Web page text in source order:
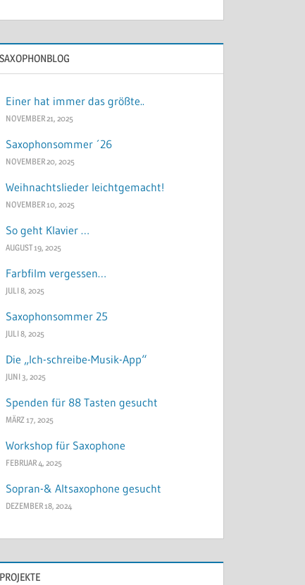
SAXOPHONBLOG
Einer hat immer das größte..
NOVEMBER 21, 2025
Saxophonsommer ´26
NOVEMBER 20, 2025
Weihnachtslieder leichtgemacht!
NOVEMBER 10, 2025
So geht Klavier …
AUGUST 19, 2025
Farbfilm vergessen…
JULI 8, 2025
Saxophonsommer 25
JULI 8, 2025
Die „Ich-schreibe-Musik-App“
JUNI 3, 2025
Spenden für 88 Tasten gesucht
MÄRZ 17, 2025
Workshop für Saxophone
FEBRUAR 4, 2025
Sopran-& Altsaxophone gesucht
DEZEMBER 18, 2024
PROJEKTE